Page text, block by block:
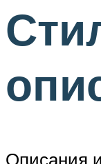
Описания